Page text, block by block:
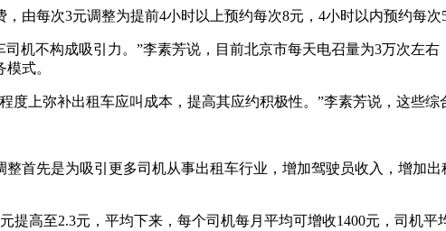
由每次3元调整为提前4小时以上预约每次8元，4小时以内预约每次5
机不构成吸引力。”李素芳说，目前北京市每天电召量为3万次左
式。
度上弥补出租车应叫成本，提高其应约积极性。”李素芳说，这些综
首先是为吸引更多司机从事出租车行业，增加驾驶员收入，增加
提高至2.3元，平均下来，每个司机每月平均可增收1400元，司机